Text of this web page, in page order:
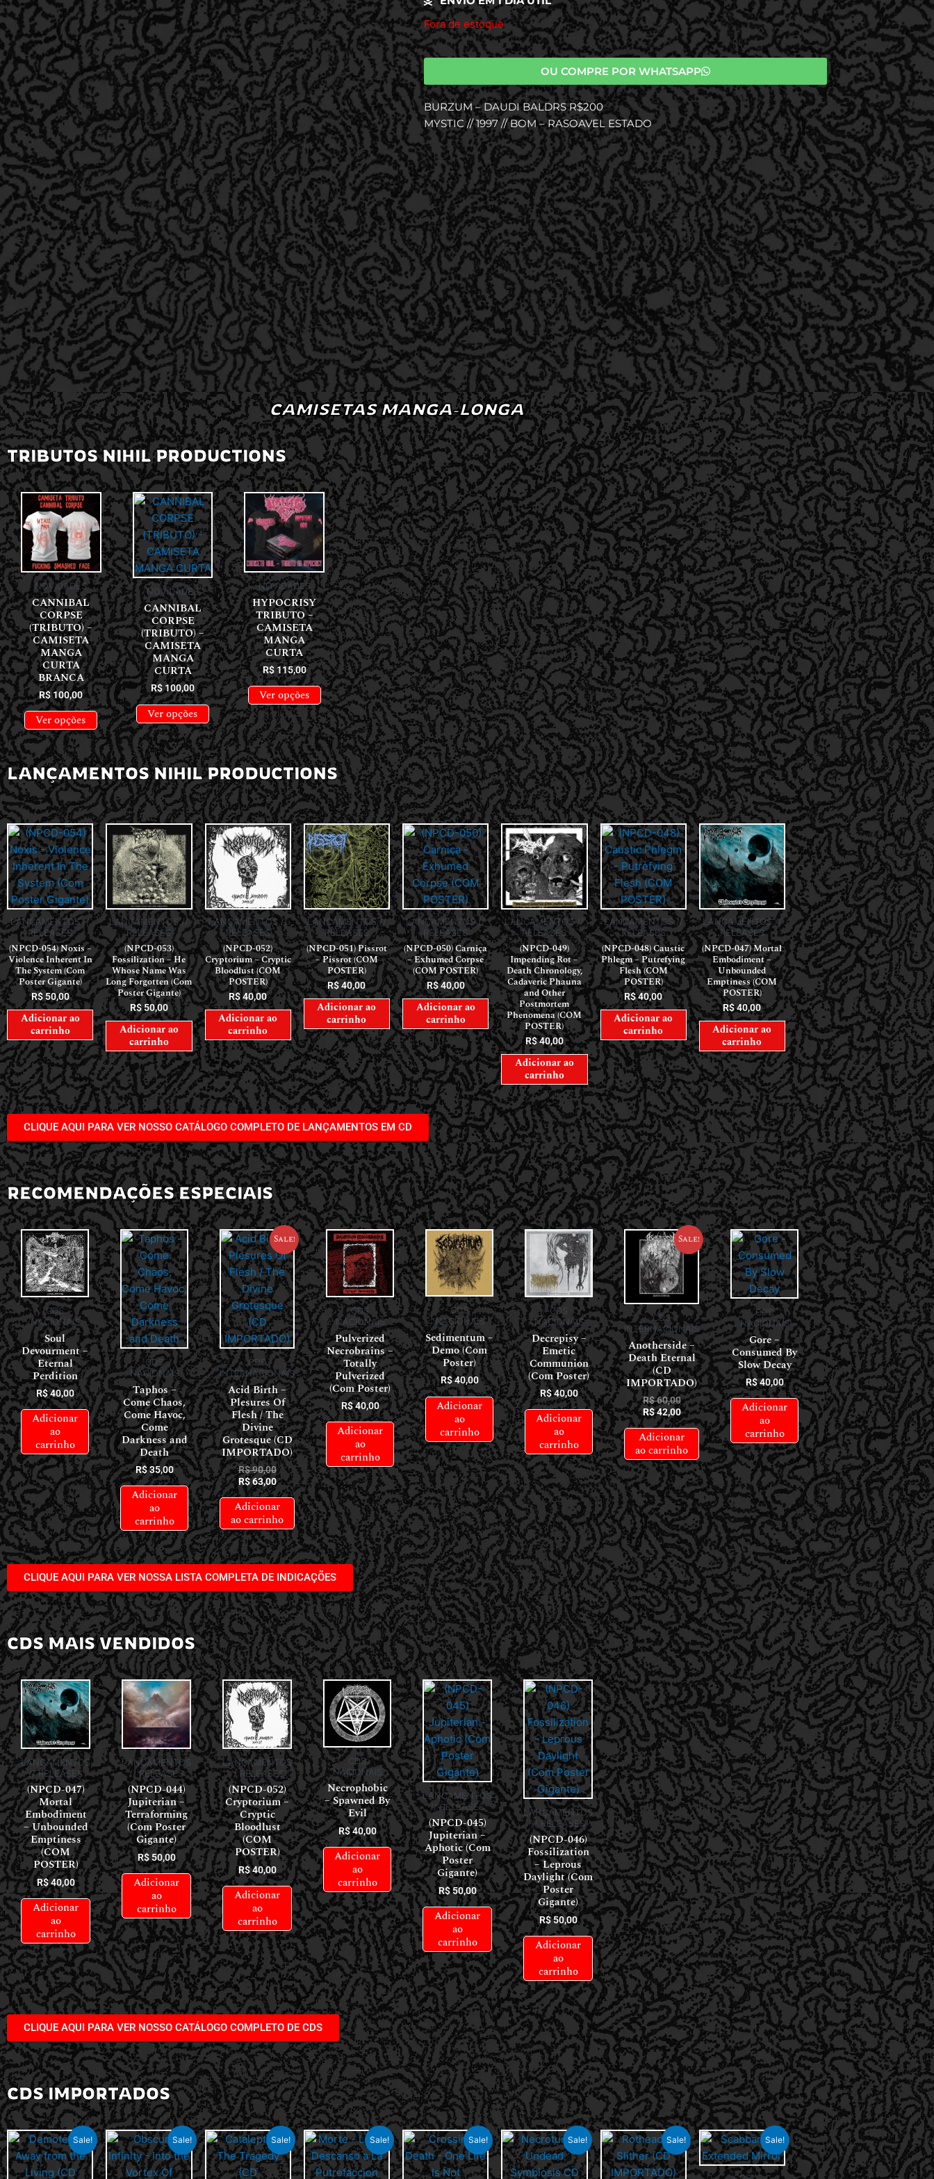
Fora de estoque
OU COMPRE POR WHATSAPP
BURZUM – DAUDI BALDRS R$200
MYSTIC // 1997 // BOM – RASOAVEL ESTADO
CAMISETAS MANGA-LONGA
TRIBUTOS NIHIL PRODUCTIONS
NOVIDADES
CANNIBAL
CORPSE
(TRIBUTO) –
CAMISETA
MANGA
CURTA
BRANCA
R$100,00
Ver opções
NOVIDADES
CANNIBAL
CORPSE
(TRIBUTO) –
CAMISETA
MANGA
CURTA
R$100,00
Ver opções
NOVIDADES
HYPOCRISY
TRIBUTO –
CAMISETA
MANGA
CURTA
R$115,00
Ver opções
LANÇAMENTOS NIHIL PRODUCTIONS
LANÇAMENTOS //
RELEASES
(NPCD-054) Noxis –
Violence Inherent In
The System (Com
Poster Gigante)
R$50,00
Adicionar ao
carrinho
LANÇAMENTOS //
RELEASES
(NPCD-053)
Fossilization – He
Whose Name Was
Long Forgotten (Com
Poster Gigante)
R$50,00
Adicionar ao
carrinho
LANÇAMENTOS //
RELEASES
(NPCD-052)
Cryptorium – Cryptic
Bloodlust (COM
POSTER)
R$40,00
Adicionar ao
carrinho
LANÇAMENTOS //
RELEASES
(NPCD-051) Pissrot
– Pissrot (COM
POSTER)
R$40,00
Adicionar ao
carrinho
LANÇAMENTOS //
RELEASES
(NPCD-050) Carniça
– Exhumed Corpse
(COM POSTER)
R$40,00
Adicionar ao
carrinho
LANÇAMENTOS //
RELEASES
(NPCD-049)
Impending Rot –
Death Chronology,
Cadaveric Phauna
and Other
Postmortem
Phenomena (COM
POSTER)
R$40,00
Adicionar ao
carrinho
LANÇAMENTOS //
RELEASES
(NPCD-048) Caustic
Phlegm – Putrefying
Flesh (COM
POSTER)
R$40,00
Adicionar ao
carrinho
LANÇAMENTOS //
RELEASES
(NPCD-047) Mortal
Embodiment –
Unbounded
Emptiness (COM
POSTER)
R$40,00
Adicionar ao
carrinho
CLIQUE AQUI PARA VER NOSSO CATÁLOGO COMPLETO DE LANÇAMENTOS EM CD
RECOMENDAÇÕES ESPECIAIS
CDS
NACIONAIS
Soul
Devourment –
Eternal
Perdition
R$40,00
Adicionar
ao
carrinho
CDS
NACIONAIS
Taphos –
Come Chaos,
Come Havoc,
Come
Darkness and
Death
R$35,00
Adicionar
ao
carrinho
Sale!
CDS
INTERNACIONAIS
Acid Birth –
Plesures Of
Flesh / The
Divine
Grotesque (CD
IMPORTADO)
R$90,00
R$63,00
Adicionar
ao carrinho
CDS
NACIONAIS
Pulverized
Necrobrains –
Totally
Pulverized
(Com Poster)
R$40,00
Adicionar
ao
carrinho
CDS
NACIONAIS
Sedimentum –
Demo (Com
Poster)
R$40,00
Adicionar
ao
carrinho
CDS
NACIONAIS
Decrepisy –
Emetic
Communion
(Com Poster)
R$40,00
Adicionar
ao
carrinho
Sale!
CDS
INTERNACIONAIS
Anotherside –
Death Eternal
(CD
IMPORTADO)
R$60,00
R$42,00
Adicionar
ao carrinho
CDS
NACIONAIS
Gore –
Consumed By
Slow Decay
R$40,00
Adicionar
ao
carrinho
CLIQUE AQUI PARA VER NOSSA LISTA COMPLETA DE INDICAÇÕES
CDS MAIS VENDIDOS
LANÇAMENTOS
// RELEASES
(NPCD-047)
Mortal
Embodiment
– Unbounded
Emptiness
(COM
POSTER)
R$40,00
Adicionar
ao
carrinho
LANÇAMENTOS
// RELEASES
(NPCD-044)
Jupiterian –
Terraforming
(Com Poster
Gigante)
R$50,00
Adicionar
ao
carrinho
LANÇAMENTOS
// RELEASES
(NPCD-052)
Cryptorium –
Cryptic
Bloodlust
(COM
POSTER)
R$40,00
Adicionar
ao
carrinho
CDS
NACIONAIS
Necrophobic
– Spawned By
Evil
R$40,00
Adicionar
ao
carrinho
LANÇAMENTOS
// RELEASES
(NPCD-045)
Jupiterian –
Aphotic (Com
Poster
Gigante)
R$50,00
Adicionar
ao
carrinho
LANÇAMENTOS
// RELEASES
(NPCD-046)
Fossilization
– Leprous
Daylight (Com
Poster
Gigante)
R$50,00
Adicionar
ao
carrinho
CLIQUE AQUI PARA VER NOSSO CATÁLOGO COMPLETO DE CDS
CDS IMPORTADOS
Sale! Sale! Sale! Sale! Sale! Sale! Sale! Sale!